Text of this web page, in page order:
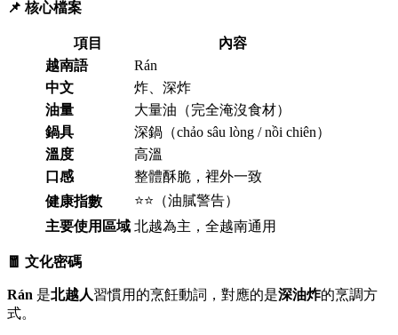
📌 核心檔案
項目
內容
越南語
Rán
中文
炸、深炸
油量
大量油（完全淹沒食材）
鍋具
深鍋（chảo sâu lòng / nồi chiên）
溫度
高溫
口感
整體酥脆，裡外一致
健康指數
⭐⭐（油膩警告）
主要使用區域 北越為主，全越南通用
🧧 文化密碼
Rán 是北越人習慣用的烹飪動詞，對應的是深油炸的烹調方
式。